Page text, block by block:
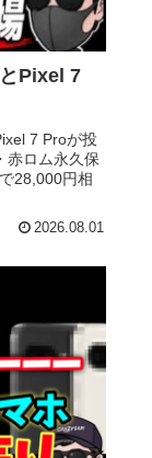
Pixel 7
7 Proが投
赤ロム永久保
28,000円相
2026.08.01